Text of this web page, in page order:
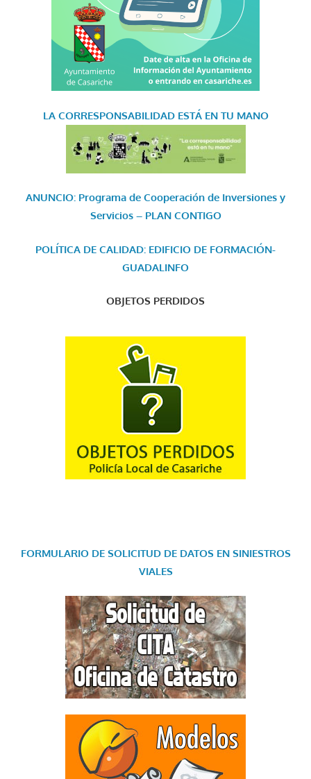
LA CORRESPONSABILIDAD ESTÁ EN TU MANO
ANUNCIO: Programa de Cooperación de Inversiones y
Servicios – PLAN CONTIGO
POLÍTICA DE CALIDAD: EDIFICIO DE FORMACIÓN-
GUADALINFO
OBJETOS PERDIDOS
FORMULARIO DE SOLICITUD DE DATOS EN SINIESTROS
VIALES